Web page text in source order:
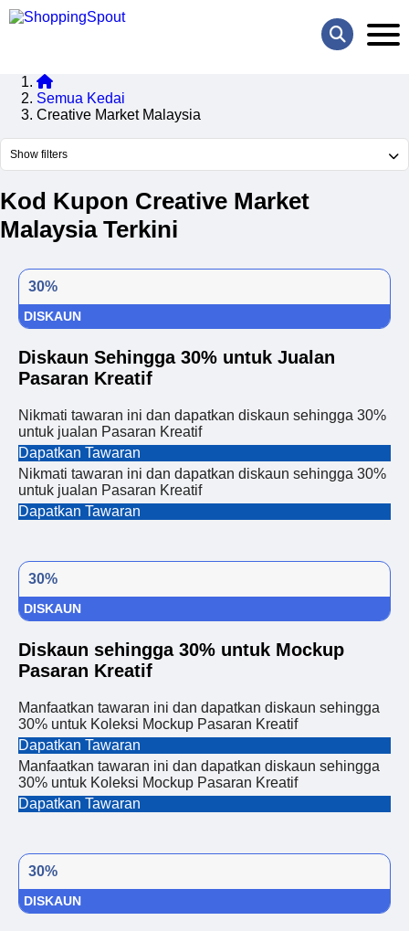
Semua Kedai
Creative Market Malaysia
Show filters
Kod Kupon Creative Market
Malaysia Terkini
30%
DISKAUN
Diskaun Sehingga 30% untuk Jualan
Pasaran Kreatif
Nikmati tawaran ini dan dapatkan diskaun sehingga 30%
untuk jualan Pasaran Kreatif
Dapatkan Tawaran
Nikmati tawaran ini dan dapatkan diskaun sehingga 30%
untuk jualan Pasaran Kreatif
Dapatkan Tawaran
30%
DISKAUN
Diskaun sehingga 30% untuk Mockup
Pasaran Kreatif
Manfaatkan tawaran ini dan dapatkan diskaun sehingga
30% untuk Koleksi Mockup Pasaran Kreatif
Dapatkan Tawaran
Manfaatkan tawaran ini dan dapatkan diskaun sehingga
30% untuk Koleksi Mockup Pasaran Kreatif
Dapatkan Tawaran
30%
DISKAUN